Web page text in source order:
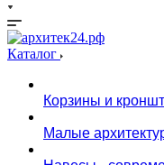
Каталог
Корзины и
Малые